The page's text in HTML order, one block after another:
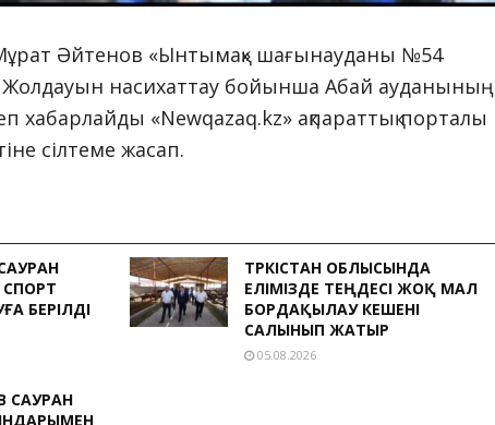
Әйтенов «Ынтымақ» шағынауданы №54
Жолдауын насихаттау бойынша Абай ауданының
хабарлайды «Newqazaq.kz» ақпараттық порталы
сілтеме жасап.
БЕРІЛДІ
ТҮРКІСТАН ОБЛЫСЫНДА
ЕЛІМІЗДЕ ТЕҢДЕСІ ЖОҚ МАЛ
БОРДАҚЫЛАУ КЕШЕНІ
САЛЫНЫП ЖАТЫР
05.08.2026
САУРАН